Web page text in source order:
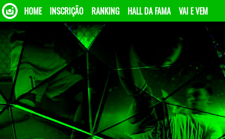
HOME INSCRIÇÃO RANKING HALL DA FAMA VAI E VEM